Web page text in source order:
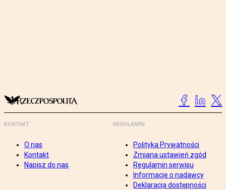
KONTAKT
O nas
Kontakt
Napisz do nas
REGULAMIN
Polityka Prywatności
Zmiana ustawień zgód
Regulamin serwisu
Informacje o nadawcy
Deklaracja dostępności